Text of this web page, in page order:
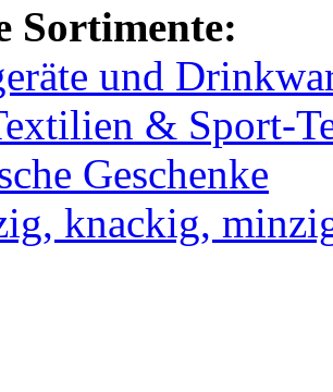
Sortimente:
und
& Sport-
Geschenke
knackig,